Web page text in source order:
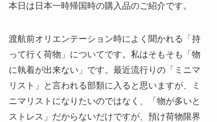
本日は日本一時帰国時の購入品のご紹介です。
渡航前オリエンテーション時によく聞かれる「持
って行く荷物」についてです。私はそもそも「物
に執着が出来ない」です。最近流行りの「ミニマ
リスト」と言われる部類に入ると思いますが、ミ
ニマリストになりたいのではなく、「物が多いと
ストレス」だからないだけですが、預け荷物限界